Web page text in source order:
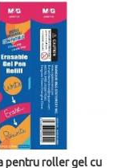
pentru roller gel cu